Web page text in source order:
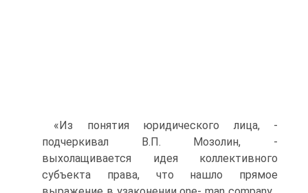
«Из понятия юридического лица, -
подчеркивал В.П. Мозолин, -
выхолащивается идея коллективного
субъекта права, что нашло прямое